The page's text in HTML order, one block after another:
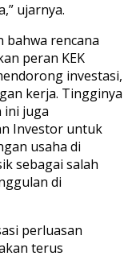
ujarnya.
bahwa rencana
peran KEK
investasi,
kerja. Tingginya
ini juga
Investor untuk
usaha di
sebagai salah
di
perluasan
terus